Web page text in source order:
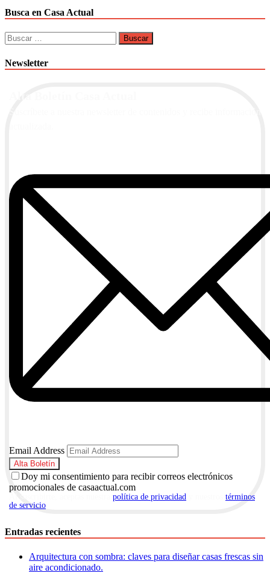
Busca en Casa Actual
Buscar:
Newsletter
Email Address
Doy mi consentimiento para recibir correos electrónicos
promocionales de casaactual.com
política de privacidad
términos
de servicio
Entradas recientes
Arquitectura con sombra: claves para diseñar casas frescas sin
aire acondicionado.